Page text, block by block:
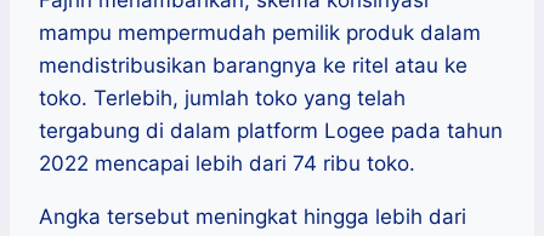
mampu mempermudah pemilik produk dalam
mendistribusikan barangnya ke ritel atau ke
toko. Terlebih, jumlah toko yang telah
tergabung di dalam platform Logee pada tahun
2022 mencapai lebih dari 74 ribu toko.
Angka tersebut meningkat hingga lebih dari